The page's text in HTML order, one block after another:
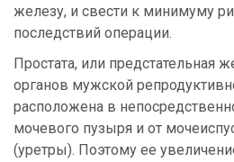
железу, и свести к минимуму
последствий операции.
Простата, или предстательная
органов мужской
расположена в
мочевого пузыря и от
(уретры). Поэтому ее